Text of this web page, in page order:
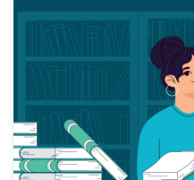
تواصل معنا
الطلاب
هيئة التدريس